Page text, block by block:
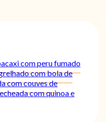
com peru fumado
com bola de
com couves de
com quinoa e